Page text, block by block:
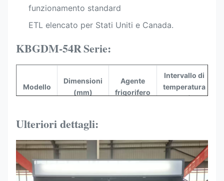
funzionamento standard
ETL elencato per Stati Uniti e Canada.
KBGDM-54RSerie:
Modello
Dimensioni
(mm)
Agente
frigorifero
Intervallo di
temperatura
(°C)
KBGDM-
x33.07"
x82.68"
Ulteriori dettagli: